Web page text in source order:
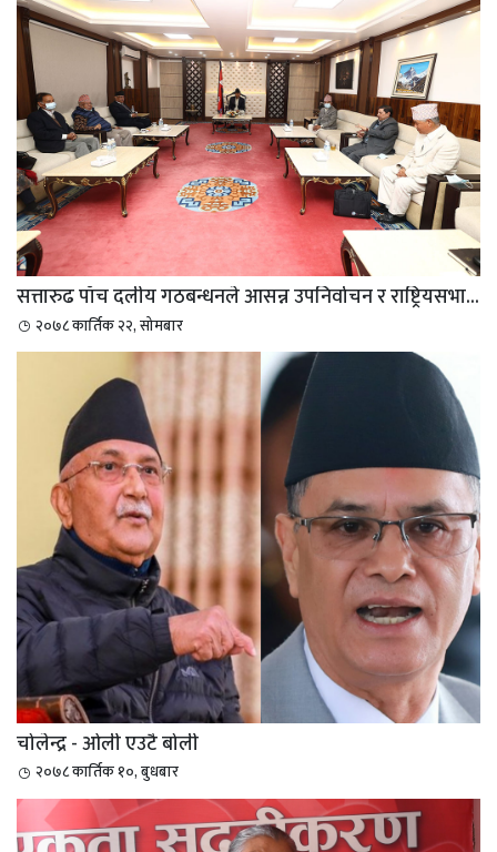
सत्तारुढ पाँच दलीय गठबन्धनले आसन्न उपनिर्वाचन र राष्ट्रियसभा...
२०७८ कार्तिक २२, सोमबार
चोलेन्द्र - ओली एउटै बोली
२०७८ कार्तिक १०, बुधबार